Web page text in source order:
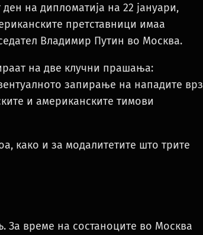
на дипломатија на 22 јануари,
претставници имаа
Владимир Путин во Москва.
на две клучни прашања:
запирање на нападите врз
и американските тимови
како и за модалитетите што трите
За време на состаноците во Москва